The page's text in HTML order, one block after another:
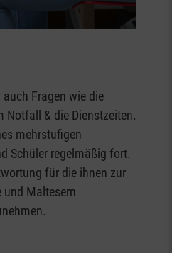
Fragen wie die
Notfall & die Dienstzeiten.
mehrstufigen
Schüler regelmäßig fort.
für die ihnen zur
Maltesern